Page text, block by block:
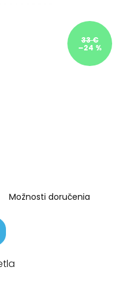
33 €
–24 %
Možnosti doručenia